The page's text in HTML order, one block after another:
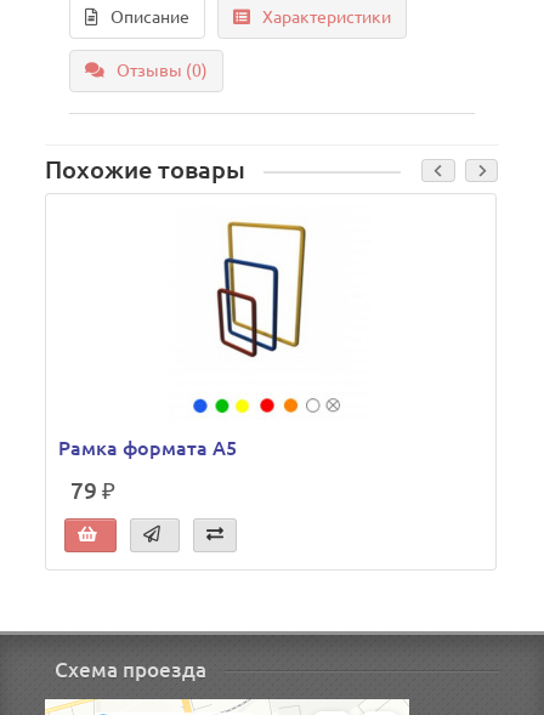
Описание Характеристики
Отзывы (0)
Похожие товары
Рамка формата А5
79 ₽
Схема проезда